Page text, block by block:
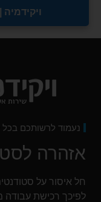
נעמוד לרשותכם בכל
אזהרה
חל איסור על
לפיכך רכישת עבודה